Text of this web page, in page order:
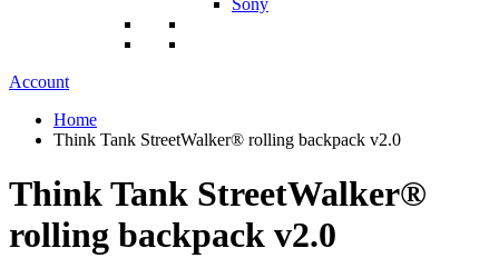
Sony
Account
Home
Think Tank StreetWalker® rolling backpack v2.0
Think Tank StreetWalker®
rolling backpack v2.0